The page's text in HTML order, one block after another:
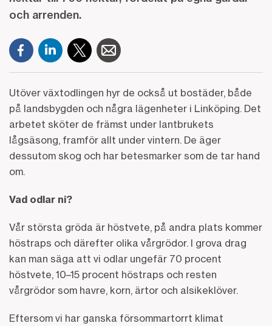
och arrenden.
Utöver växtodlingen hyr de också ut bostäder, både
på landsbygden och några lägenheter i Linköping. Det
arbetet sköter de främst under lantbrukets
lågsäsong, framför allt under vintern. De äger
dessutom skog och har betesmarker som de tar hand
om.
Vad odlar ni?
Vår största gröda är höstvete, på andra plats kommer
höstraps och därefter olika vårgrödor. I grova drag
kan man säga att vi odlar ungefär 70 procent
höstvete, 10–15 procent höstraps och resten
vårgrödor som havre, korn, ärtor och alsikeklöver.
Eftersom vi har ganska försommartorrt klimat